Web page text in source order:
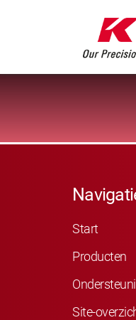
Start
Producten
Site-